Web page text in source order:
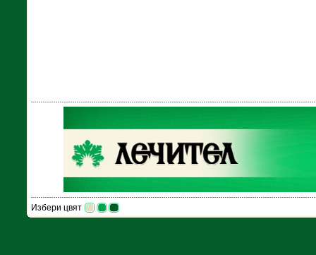
Избери цвят